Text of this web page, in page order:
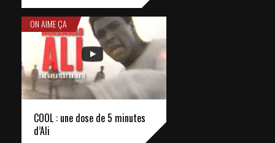
ON AIME ÇA
COOL : une dose de 5 minutes
d’Ali